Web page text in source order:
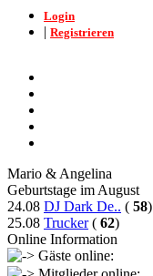
Login
| Registrieren
Mario & Angelina
Geburtstage im August
24.08 DJ Dark De.. ( 58)
25.08 Trucker( 62)
Online Information
Gäste online: